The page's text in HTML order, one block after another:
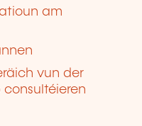
am
vun der
consultéieren